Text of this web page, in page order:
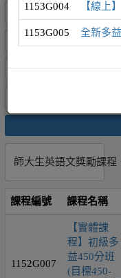
師大生英語文獎勵課程
課程編號 課程名稱
1152G007
【實體課
程】初級多
益450分班
(目標450-
1153G004 【線上
1153G005 全新多